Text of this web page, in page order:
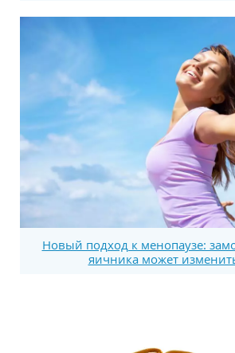
Новый подход к менопаузе:
яичника может